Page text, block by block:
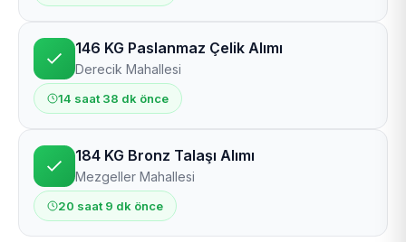
146 KG Paslanmaz Çelik Alımı
Derecik Mahallesi
14 saat 38 dk önce
184 KG Bronz Talaşı Alımı
Mezgeller Mahallesi
20 saat 9 dk önce